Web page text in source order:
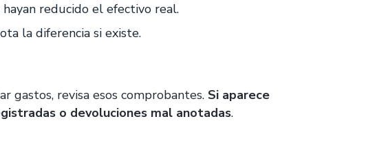
reducido el efectivo real.
la diferencia si existe.
gastos, revisa esos comprobantes. Si aparece
o devoluciones mal anotadas.